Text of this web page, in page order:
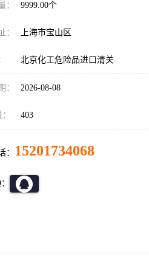
： 9999.00个
： 上海市宝山区
北京化工危险品进口清关
： 2026-08-08
403
： 15201734068